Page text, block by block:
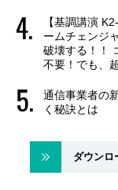
【基調講演
ームチェンジ
破壊する！！
不要！でも、
通信事業者の
く秘訣とは
ダウンロ